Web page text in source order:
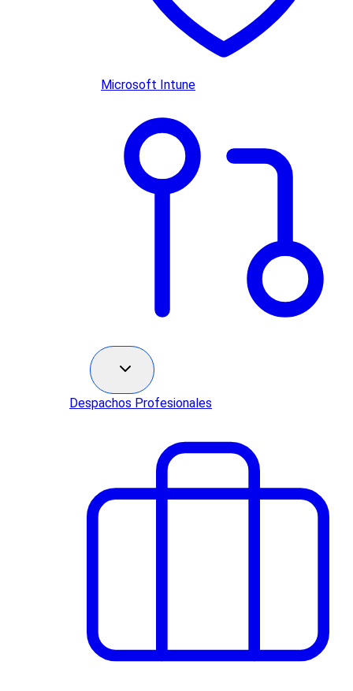
Microsoft Intune
Despachos Profesionales